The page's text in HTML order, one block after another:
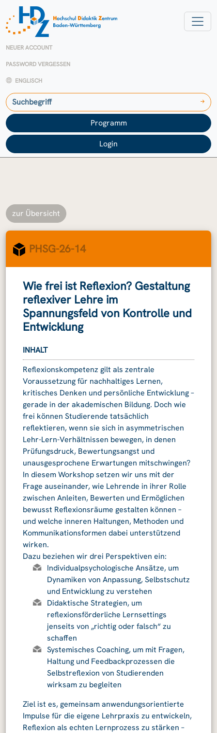
NEUER ACCOUNT
PASSWORD VERGESSEN
ENGLISCH
Programm
Login
zur Übersicht
PHSG-26-14
Wie frei ist Reflexion? Gestaltung
reflexiver Lehre im
Spannungsfeld von Kontrolle und
Entwicklung
INHALT
Reflexionskompetenz gilt als zentrale
Voraussetzung für nachhaltiges Lernen,
kritisches Denken und persönliche Entwicklung –
gerade in der akademischen Bildung. Doch wie
frei können Studierende tatsächlich
reflektieren, wenn sie sich in asymmetrischen
Lehr-Lern-Verhältnissen bewegen, in denen
Prüfungsdruck, Bewertungsangst und
unausgesprochene Erwartungen mitschwingen?
In diesem Workshop setzen wir uns mit der
Frage auseinander, wie Lehrende in ihrer Rolle
zwischen Anleiten, Bewerten und Ermöglichen
bewusst Reflexionsräume gestalten können –
und welche inneren Haltungen, Methoden und
Kommunikationsformen dabei unterstützend
wirken.
Dazu beziehen wir drei Perspektiven ein:
Individualpsychologische Ansätze, um
Dynamiken von Anpassung, Selbstschutz
und Entwicklung zu verstehen
Didaktische Strategien, um
reflexionsförderliche Lernsettings
jenseits von „richtig oder falsch“ zu
schaffen
Systemisches Coaching, um mit Fragen,
Haltung und Feedbackprozessen die
Selbstreflexion von Studierenden
wirksam zu begleiten
Ziel ist es, gemeinsam anwendungsorientierte
Impulse für die eigene Lehrpraxis zu entwickeln,
Reflexion als echten Lernprozess zu stärken –